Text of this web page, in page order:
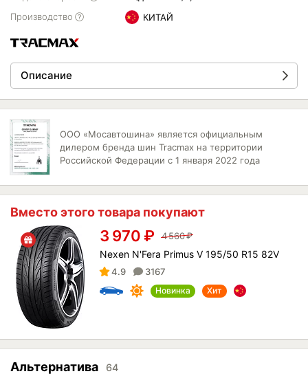
Производство
КИТАЙ
Описание
ООО «Мосавтошина» является официальным
дилером бренда шин Tracmax на территории
Российской Федерации с 1 января 2022 года
Вместо этого товара покупают
3 970 ₽ 4 560₽
Nexen N'Fera Primus V 195/50 R15 82V
4.9 3167
Новинка Хит
Альтернатива 64